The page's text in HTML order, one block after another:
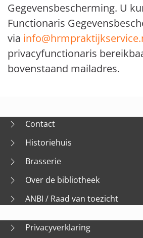
Gegevensbescherming. U
Functionaris
via
privacyfunctionaris
bovenstaand mailadres.
Contact
Historiehuis
Brasserie
Over de bibliotheek
ANBI / Raad van toezicht
Privacyverklaring